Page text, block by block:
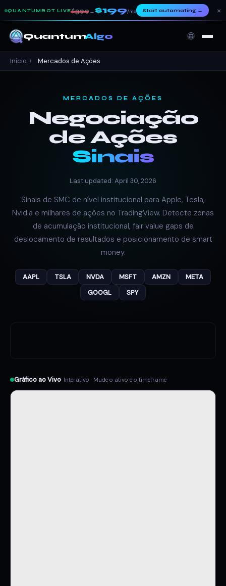
QUANTUMBOT LIVE$399 → $199/mo Start automating→ ×
QuantumAlgo 🌐
Início › Mercados de Ações
MERCADOS DE AÇÕES
Negociação
de Ações
Sinais
Last updated: April 30, 2026
Sinais de SMC de nível institucional para Apple, Tesla,
Nvidia e milhares de ações no TradingView. Detecte zonas
de acumulação institucional, fair value gaps de
deslocamento de resultados e posicionamento de smart
money.
AAPL TSLA NVDA MSFT AMZN
META
GOOGL
SPY
Gráfico ao Vivo· Interativo · Mude o ativo e o timeframe